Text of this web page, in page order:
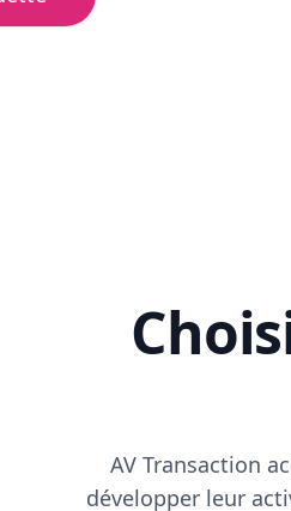
AV Transaction
développer leur